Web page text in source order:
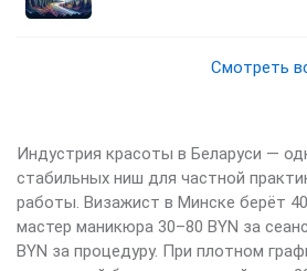
Смотреть
Индустрия красоты в Беларуси —
стабильных ниш для частной
работы. Визажист в Минске берёт
мастер маникюра 30–80 BYN за
BYN за процедуру. При плотном